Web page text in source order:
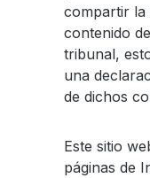
compartir la
contenido
tribunal,
una
de dichos
Este sitio
páginas de